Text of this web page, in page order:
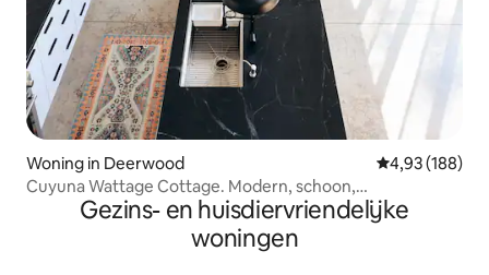
Woning in Deerwood Gemiddelde
4,93 (188)
Cuyuna Wattage Cottage. Modern, schoon,
ontspannend.
Gezins- en huisdiervriendelijke
woningen